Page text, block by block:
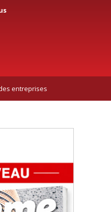
entreprises